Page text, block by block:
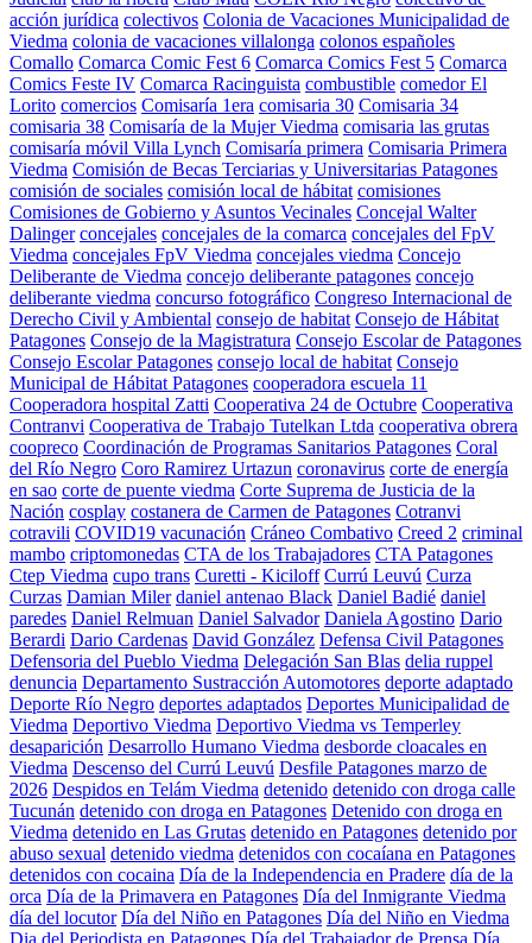
acción jurídica colectivos Colonia de Vacaciones Municipalidad de
Viedma colonia de vacaciones villalonga colonos españoles
Comallo Comarca Comic Fest 6 Comarca Comics Fest 5 Comarca
Comics Feste IV Comarca Racinguista combustible comedor El
Lorito comercios Comisaría 1era comisaria 30 Comisaria 34
comisaria 38 Comisaría de la Mujer Viedma comisaria las grutas
comisaría móvil Villa Lynch Comisaría primera Comisaria Primera
Viedma Comisión de Becas Terciarias y Universitarias Patagones
comisión de sociales comisión local de hábitat comisiones
Comisiones de Gobierno y Asuntos Vecinales Concejal Walter
Dalinger concejales concejales de la comarca concejales del FpV
Viedma concejales FpV Viedma concejales viedma Concejo
Deliberante de Viedma concejo deliberante patagones concejo
deliberante viedma concurso fotográfico Congreso Internacional de
Derecho Civil y Ambiental consejo de habitat Consejo de Hábitat
Patagones Consejo de la Magistratura Consejo Escolar de Patagones
Consejo Escolar Patagones consejo local de habitat Consejo
Municipal de Hábitat Patagones cooperadora escuela 11
Cooperadora hospital Zatti Cooperativa 24 de Octubre Cooperativa
Contranvi Cooperativa de Trabajo Tutelkan Ltda cooperativa obrera
coopreco Coordinación de Programas Sanitarios Patagones Coral
del Río Negro Coro Ramirez Urtazun coronavirus corte de energía
en sao corte de puente viedma Corte Suprema de Justicia de la
Nación cosplay costanera de Carmen de Patagones Cotranvi
cotravili COVID19 vacunación Cráneo Combativo Creed 2 criminal
mambo criptomonedas CTA de los Trabajadores CTA Patagones
Ctep Viedma cupo trans Curetti - Kiciloff Currú Leuvú Curza
Curzas Damian Miler daniel antenao Black Daniel Badié daniel
paredes Daniel Relmuan Daniel Salvador Daniela Agostino Dario
Berardi Dario Cardenas David González Defensa Civil Patagones
Defensoria del Pueblo Viedma Delegación San Blas delia ruppel
denuncia Departamento Sustracción Automotores deporte adaptado
Deporte Río Negro deportes adaptados Deportes Municipalidad de
Viedma Deportivo Viedma Deportivo Viedma vs Temperley
desaparición Desarrollo Humano Viedma desborde cloacales en
Viedma Descenso del Currú Leuvú Desfile Patagones marzo de
2026 Despidos en Telám Viedma detenido detenido con droga calle
Tucunán detenido con droga en Patagones Detenido con droga en
Viedma detenido en Las Grutas detenido en Patagones detenido por
abuso sexual detenido viedma detenidos con cocaíana en Patagones
detenidos con cocaina Día de la Independencia en Pradere día de la
orca Día de la Primavera en Patagones Día del Inmigrante Viedma
día del locutor Día del Niño en Patagones Día del Niño en Viedma
Dia del Periodista en Patagones Día del Trabajador de Prensa Día